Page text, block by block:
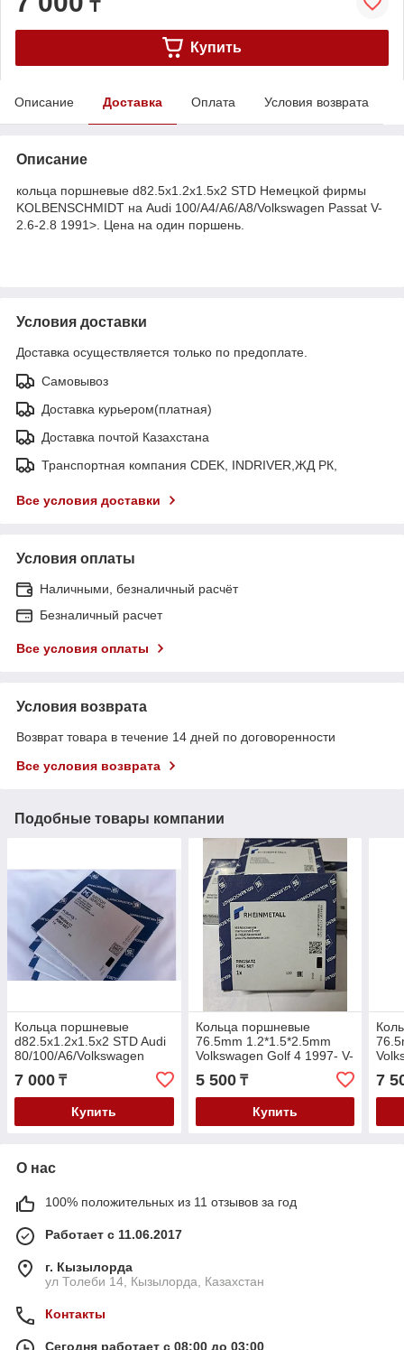
₸
Купить
Описание Доставка Оплата Условия возврата
Описание
кольца поршневые d82.5x1.2x1.5x2 STD Немецкой фирмы
KOLBENSCHMIDT на Audi 100/A4/A6/A8/Volkswagen Passat V-
2.6-2.8 1991>. Цена на один поршень.
Условия доставки
Доставка осуществляется только по предоплате.
Самовывоз
Доставка курьером(платная)
Доставка почтой Казахстана
Транспортная компания CDEK, INDRIVER,ЖД РК,
Все условия доставки
Условия оплаты
Наличными, безналичный расчёт
Безналичный расчет
Все условия оплаты
Условия возврата
Возврат товара в течение 14 дней по договоренности
Все условия возврата
Подобные товары компании
Кольца поршневые
d82.5x1.2x1.5x2 STD Audi
80/100/A6/Volkswagen
Golf/Passat/Jetta/Skoda V-
2.0-2.6 1988-2020
7 000 ₸
Купить
Кольца поршневые
76.5mm 1.2*1.5*2.5mm
Volkswagen Golf 4 1997- V-
1.4-1.6/Polo 1999- V-1.4-
1.6/Skoda Octavia A4
5 500₸
Купить
7
О нас
100% положительных из 11 отзывов за год
Работает с 11.06.2017
г. Кызылорда
ул Толеби 14, Кызылорда, Казахстан
Контакты
Сегодня работает с 08:00 до 03:00